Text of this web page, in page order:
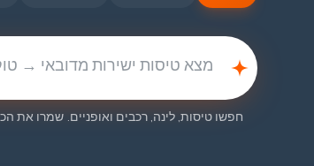
חפשו טיסות, לינה, רכבים ואופניים. שמרו את